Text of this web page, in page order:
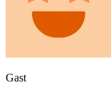
Gast